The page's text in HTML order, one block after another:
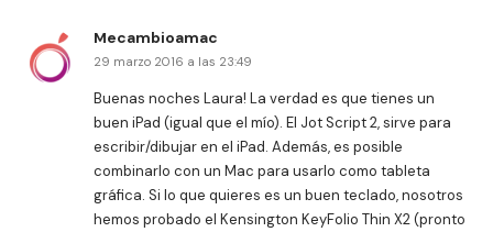
Mecambioamac
29 marzo 2016 a las 23:49
Buenas noches Laura! La verdad es que tienes un
buen iPad (igual que el mío). El Jot Script 2, sirve para
escribir/dibujar en el iPad. Además, es posible
combinarlo con un Mac para usarlo como tableta
gráfica. Si lo que quieres es un buen teclado, nosotros
hemos probado el Kensington KeyFolio Thin X2 (pronto